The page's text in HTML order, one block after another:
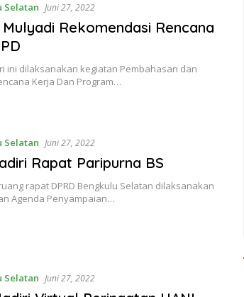
Selatan Juni 27, 2022
Rekomendasi Rencana
ini dilaksanakan kegiatan Pembahasan dan
Kerja Dan Program…
Selatan Juni 27, 2022
Rapat Paripurna BS
rapat DPRD Bengkulu Selatan dilaksanakan
Agenda Penyampaian…
Selatan Juni 27, 2022